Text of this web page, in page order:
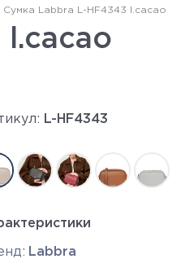
Сумка Labbra L-HF4343 l.cacao
l.cacao
L-HF4343
Labbra